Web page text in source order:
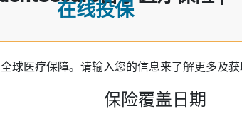
在线投保
球医疗保障。请输入您的信息来了解更多及获
保险覆盖日期